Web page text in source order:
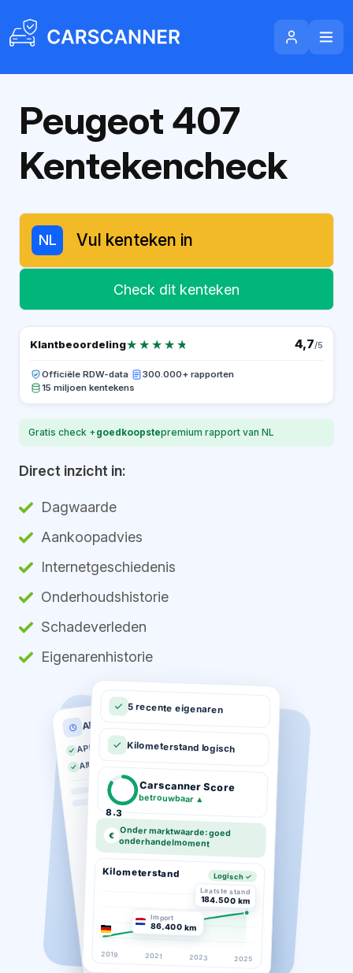
Peugeot 407
Kentekencheck
NL
Check dit kenteken
Klantbeoordeling★★★★★
★★★★★ 4,7/5
Officiële RDW-data·
300.000+ rapporten
15 miljoen kentekens
Gratis check +goedkoopstepremium rapport van NL
Direct inzicht in:
Dagwaarde
Aankoopadvies
Internetgeschiedenis
Onderhoudshistorie
Schadeverleden
Eigenarenhistorie
APK historie
APK geldig tot 03-2026
Altijd op tijd gekeurd
5 recente eigenaren
Kilometerstand logisch
8.3
Carscanner Score
betrouwbaar ▲
€ Onder marktwaarde: goed
onderhandelmoment
Kilometerstand Logisch ✓
Laatste stand
184.500 km
Import
86.400 km
2019 2021 2023 2025